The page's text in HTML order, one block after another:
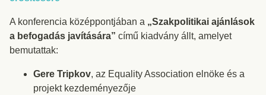
A konferencia középpontjában a „Szakpolitikai ajánlások
a befogadás javítására” című kiadvány állt, amelyet
bemutattak:
Gere Tripkov, az Equality Association elnöke és a
projekt kezdeményezője